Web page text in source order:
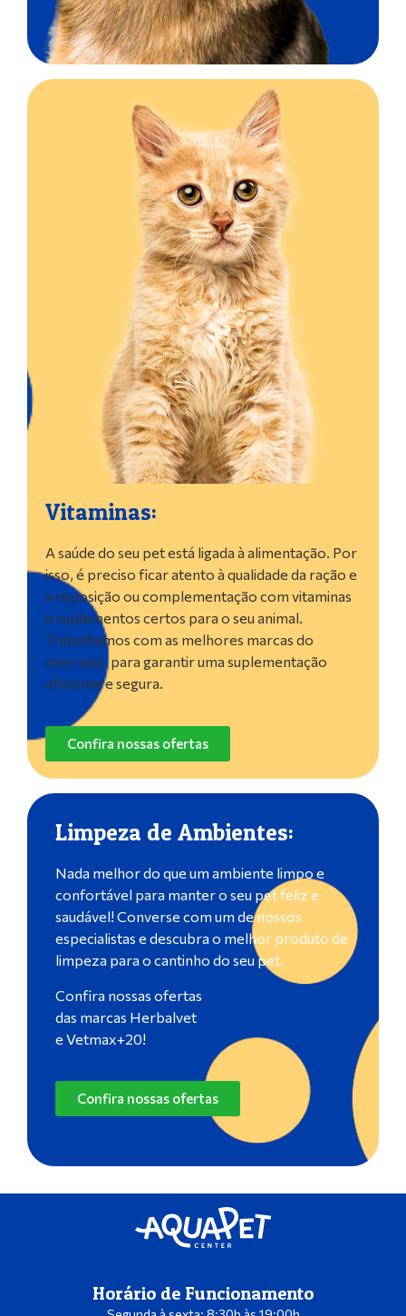
Vitaminas:
A saúde do seu pet está ligada à alimentação. Por
isso, é preciso ficar atento à qualidade da ração e
a reposição ou complementação com vitaminas
e suplementos certos para o seu animal.
Trabalhamos com as melhores marcas do
mercado, para garantir uma suplementação
eficiente e segura.
Confira nossas ofertas
Limpeza de Ambientes:
Nada melhor do que um ambiente limpo e
confortável para manter o seu pet feliz e
saudável! Converse com um de nossos
especialistas e descubra o melhor produto de
limpeza para o cantinho do seu pet.
Confira nossas ofertas
das marcas Herbalvet
e Vetmax+20!
Confira nossas ofertas
Horário de Funcionamento